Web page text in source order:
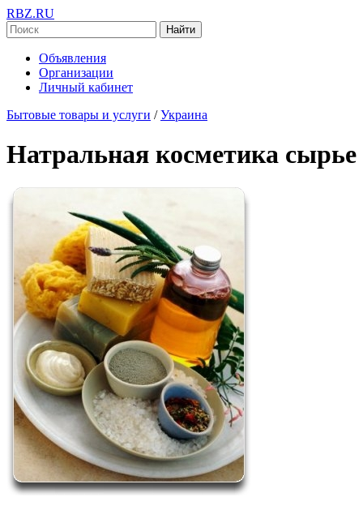
RBZ.RU
Найти
Объявления
Организации
Личный кабинет
Бытовые товары и услуги / Украина
Натральная косметика сырье